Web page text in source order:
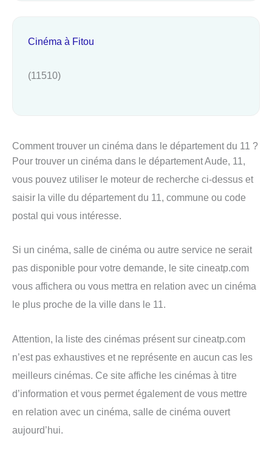
Cinéma à Fitou
(11510)
Comment trouver un cinéma dans le département du 11 ?
Pour trouver un cinéma dans le département Aude, 11,
vous pouvez utiliser le moteur de recherche ci-dessus et
saisir la ville du département du 11, commune ou code
postal qui vous intéresse.
Si un cinéma, salle de cinéma ou autre service ne serait
pas disponible pour votre demande, le site cineatp.com
vous affichera ou vous mettra en relation avec un cinéma
le plus proche de la ville dans le 11.
Attention, la liste des cinémas présent sur cineatp.com
n’est pas exhaustives et ne représente en aucun cas les
meilleurs cinémas. Ce site affiche les cinémas à titre
d’information et vous permet également de vous mettre
en relation avec un cinéma, salle de cinéma ouvert
aujourd’hui.